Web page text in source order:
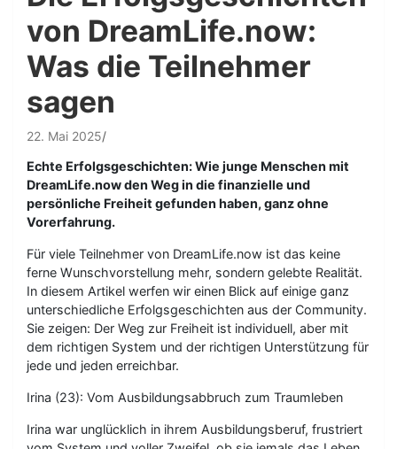
von DreamLife.now:
Was die Teilnehmer
sagen
22. Mai 2025
Echte Erfolgsgeschichten: Wie junge Menschen mit
DreamLife.now den Weg in die finanzielle und
persönliche Freiheit gefunden haben, ganz ohne
Vorerfahrung.
Für viele Teilnehmer von DreamLife.now ist das keine
ferne Wunschvorstellung mehr, sondern gelebte Realität.
In diesem Artikel werfen wir einen Blick auf einige ganz
unterschiedliche Erfolgsgeschichten aus der Community.
Sie zeigen: Der Weg zur Freiheit ist individuell, aber mit
dem richtigen System und der richtigen Unterstützung für
jede und jeden erreichbar.
Irina (23): Vom Ausbildungsabbruch zum Traumleben
Irina war unglücklich in ihrem Ausbildungsberuf, frustriert